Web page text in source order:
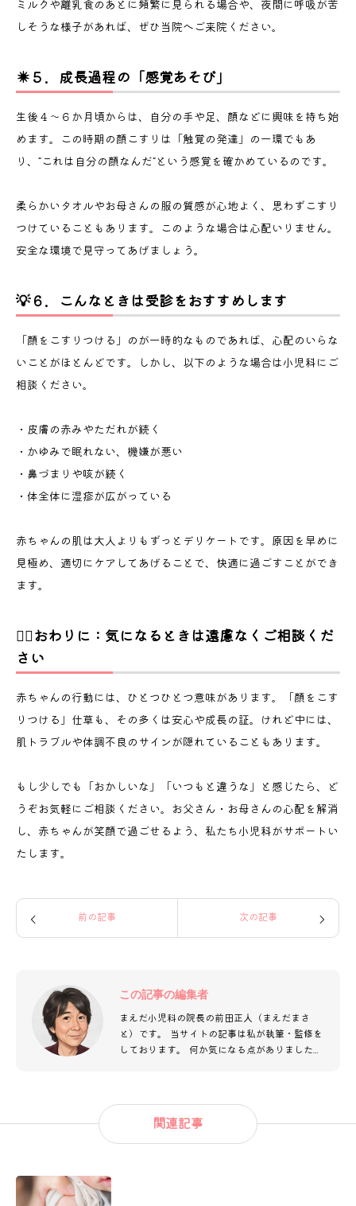
ミルクや離乳食のあとに頻繁に見られる場合や、夜間に呼吸が苦
しそうな様子があれば、ぜひ当院へご来院ください。
☀️５．成長過程の「感覚あそび」
生後４〜６か月頃からは、自分の手や足、顔などに興味を持ち始
めます。この時期の顔こすりは「触覚の発達」の一環でもあ
り、“これは自分の顔なんだ”という感覚を確かめているのです。
柔らかいタオルやお母さんの服の質感が心地よく、思わずこすり
つけていることもあります。このような場合は心配いりません。
安全な環境で見守ってあげましょう。
💡６．こんなときは受診をおすすめします
「顔をこすりつける」のが一時的なものであれば、心配のいらな
いことがほとんどです。しかし、以下のような場合は小児科にご
相談ください。
・皮膚の赤みやただれが続く
・かゆみで眠れない、機嫌が悪い
・鼻づまりや咳が続く
・体全体に湿疹が広がっている
赤ちゃんの肌は大人よりもずっとデリケートです。原因を早めに
見極め、適切にケアしてあげることで、快適に過ごすことができ
ます。
👩‍⚕️おわりに：気になるときは遠慮なくご相談くだ
さい
赤ちゃんの行動には、ひとつひとつ意味があります。「顔をこす
りつける」仕草も、その多くは安心や成長の証。けれど中には、
肌トラブルや体調不良のサインが隠れていることもあります。
もし少しでも「おかしいな」「いつもと違うな」と感じたら、ど
うぞお気軽にご相談ください。お父さん・お母さんの心配を解消
し、赤ちゃんが笑顔で過ごせるよう、私たち小児科がサポートい
たします。
前の記事 次の記事
この記事の編集者
まえだ小児科の院長の前田正人（まえだまさ
と）です。 当サイトの記事は私が執筆・監修を
しております。 何か気になる点がありましたら
関連記事
目次
赤ちゃんが顔をこすりつける理由
🌙２．眠気や入眠儀式の一環
🌼３．肌のかゆみや乾燥がある場合
☀️５．成長過程の「感覚あそび」
💡６．こんなときは受診をおすすめします